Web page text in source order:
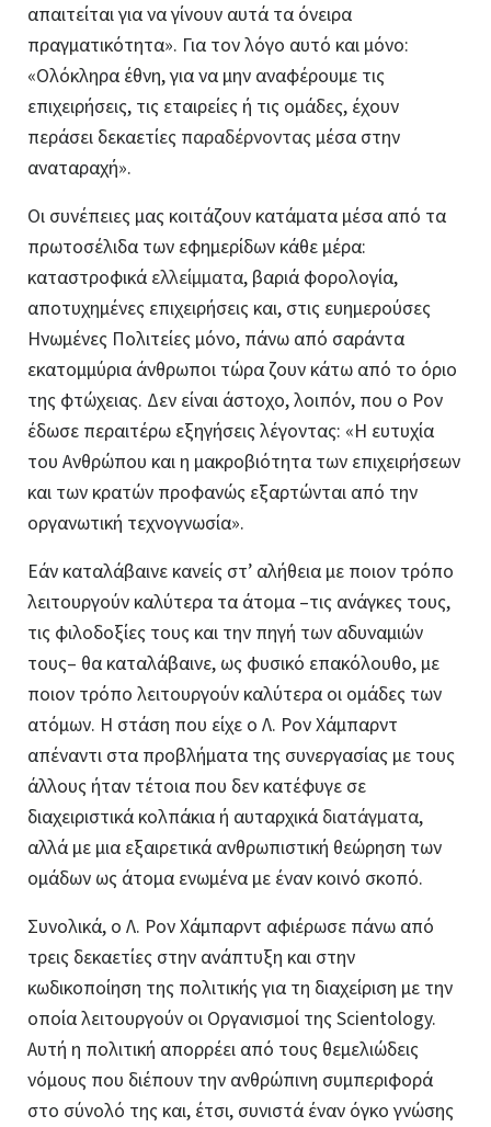
απαιτείται για να γίνουν αυτά τα όνειρα
πραγματικότητα». Για τον λόγο αυτό και μόνο:
«Ολόκληρα έθνη, για να μην αναφέρουμε τις
επιχειρήσεις, τις εταιρείες ή τις ομάδες, έχουν
περάσει δεκαετίες παραδέρνοντας μέσα στην
αναταραχή».
Οι συνέπειες μας κοιτάζουν κατάματα μέσα από τα
πρωτοσέλιδα των εφημερίδων κάθε μέρα:
καταστροφικά ελλείμματα, βαριά φορολογία,
αποτυχημένες επιχειρήσεις και, στις ευημερούσες
Ηνωμένες Πολιτείες μόνο, πάνω από σαράντα
εκατομμύρια άνθρωποι τώρα ζουν κάτω από το όριο
της φτώχειας. Δεν είναι άστοχο, λοιπόν, που ο Ρον
έδωσε περαιτέρω εξηγήσεις λέγοντας: «Η ευτυχία
του Ανθρώπου και η μακροβιότητα των επιχειρήσεων
και των κρατών προφανώς εξαρτώνται από την
οργανωτική τεχνογνωσία».
Εάν καταλάβαινε κανείς στ’ αλήθεια με ποιον τρόπο
λειτουργούν καλύτερα τα άτομα –τις ανάγκες τους,
τις φιλοδοξίες τους και την πηγή των αδυναμιών
τους– θα καταλάβαινε, ως φυσικό επακόλουθο, με
ποιον τρόπο λειτουργούν καλύτερα οι ομάδες των
ατόμων. Η στάση που είχε ο Λ. ΡονΧάμπαρντ
απέναντι στα προβλήματα της συνεργασίας με τους
άλλους ήταν τέτοια που δεν κατέφυγε σε
διαχειριστικά κολπάκια ή αυταρχικά διατάγματα,
αλλά με μια εξαιρετικά ανθρωπιστική θεώρηση των
ομάδων ως άτομα ενωμένα με έναν κοινό σκοπό.
Συνολικά, ο Λ. Ρον Χάμπαρντ αφιέρωσε πάνω από
τρεις δεκαετίες στην ανάπτυξη και στην
κωδικοποίηση της πολιτικής για τη διαχείριση με την
οποία λειτουργούν οι Οργανισμοί της Scientology.
Αυτή η πολιτική απορρέει από τους θεμελιώδεις
νόμους που διέπουν την ανθρώπινη συμπεριφορά
στο σύνολό της και, έτσι, συνιστά έναν όγκο γνώσης